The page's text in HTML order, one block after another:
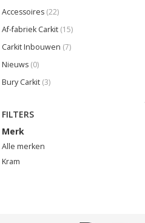
Accessoires (22)
Af-fabriek Carkit (15)
Carkit Inbouwen (7)
Nieuws (0)
Bury Carkit (3)
FILTERS
Merk
Alle merken
Kram